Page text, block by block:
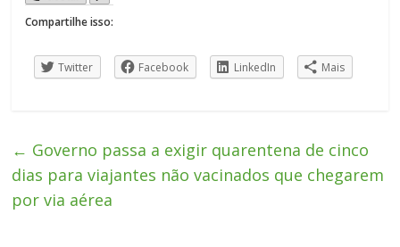
Compartilhe isso:
Twitter Facebook LinkedIn Mais
← Governo passa a exigir quarentena de cinco
dias para viajantes não vacinados que chegarem
por via aérea